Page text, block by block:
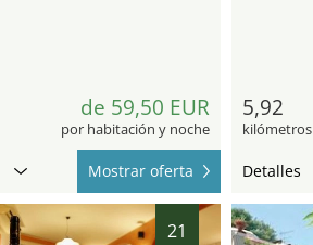
de 59,50 EUR
por habitación y noche
Mostrar oferta
5,92
kilómetros
Detalles
21